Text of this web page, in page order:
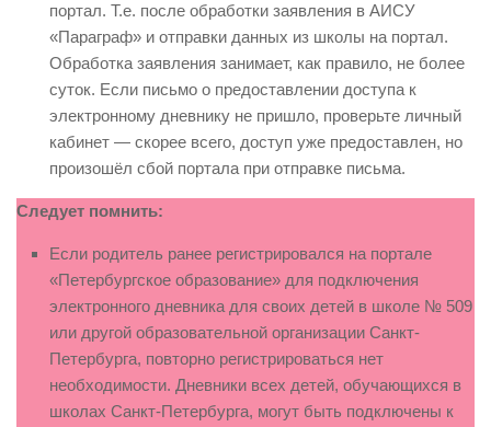
портал. Т.е. после обработки заявления в АИСУ
«Параграф» и отправки данных из школы на портал.
Обработка заявления занимает, как правило, не более
суток. Если письмо о предоставлении доступа к
электронному дневнику не пришло, проверьте личный
кабинет — скорее всего, доступ уже предоставлен, но
произошёл сбой портала при отправке письма.
Следует помнить:
Если родитель ранее регистрировался на портале
«Петербургское образование» для подключения
электронного дневника для своих детей в школе № 509
или другой образовательной организации Санкт-
Петербурга, повторно регистрироваться нет
необходимости. Дневники всех детей, обучающихся в
школах Санкт-Петербурга, могут быть подключены к